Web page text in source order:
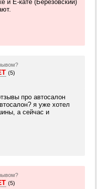
и Е-кате (Березовский)
(5)
про автосалон
я уже хотел
а сейчас и
(5)